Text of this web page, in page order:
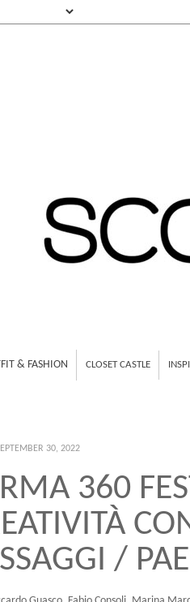
& FASHION CLOSET CASTLE
30, 2022
360
/